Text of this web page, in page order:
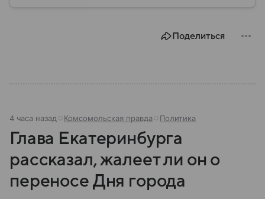
Поделиться
4 часа назад Комсомольская правда Политика
Глава Екатеринбурга
рассказал, жалеет ли он о
переносе Дня города